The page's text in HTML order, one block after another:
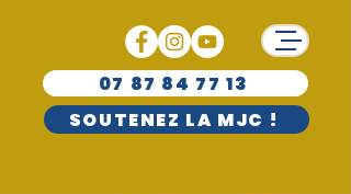
07 87 84 77 13
SOUTENEZ LA MJC !